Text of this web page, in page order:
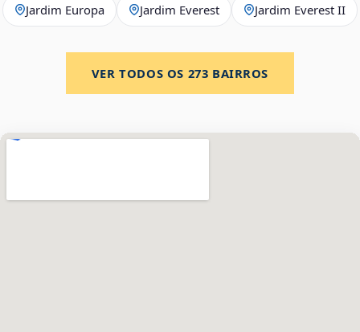
Jardim Europa Jardim Everest Jardim Everest II
VER TODOS OS 273 BAIRROS